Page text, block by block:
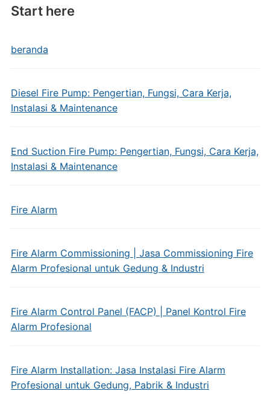
Start here
beranda
Diesel Fire Pump: Pengertian, Fungsi, Cara Kerja,
Instalasi & Maintenance
End Suction Fire Pump: Pengertian, Fungsi, Cara Kerja,
Instalasi & Maintenance
Fire Alarm
Fire Alarm Commissioning | Jasa Commissioning Fire
Alarm Profesional untuk Gedung & Industri
Fire Alarm Control Panel (FACP) | Panel Kontrol Fire
Alarm Profesional
Fire Alarm Installation: Jasa Instalasi Fire Alarm
Profesional untuk Gedung, Pabrik & Industri